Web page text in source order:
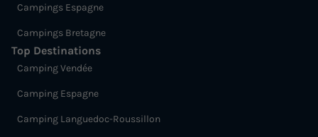
Campings Espagne
Campings Bretagne
Top Destinations
Camping Vendée
Camping Espagne
Camping Languedoc-Roussillon